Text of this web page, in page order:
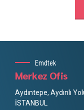
Emdtek
Merkez Ofis
Aydıntepe, Aydınlı
İSTANBUL